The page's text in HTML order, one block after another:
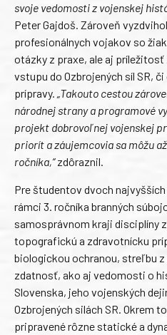
svoje vedomosti z vojenskej
Peter Gajdoš. Zároveň
profesionálnych vojakov so
otázky z praxe, ale aj
vstupu do Ozbrojených síl SR,
prípravy. „Takouto cestou
národnej strany a programové
projekt dobrovoľnej vojenskej
priorít a záujemcovia sa môžu
ročníka,“zdôraznil.
Pre študentov dvoch
rámci 3. ročníka branných
samosprávnom kraji disciplíny
topografickú a zdravotnícku
biologickou ochranou, streľbu
zdatnosť, ako aj vedomosti o
Slovenska, jeho vojenských
Ozbrojených silách SR. Okrem
pripravené rôzne statické a